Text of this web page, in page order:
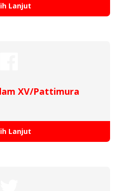
Lanjut
XV/Pattimura
Lanjut